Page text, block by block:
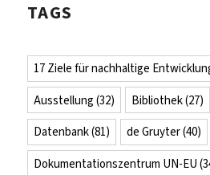
TAGS
17 Ziele für nachhaltige
Ausstellung (32) Bibliothek(27)
Datenbank(81) de Gruyter(40)
Dokumentationszentrum UN-EU